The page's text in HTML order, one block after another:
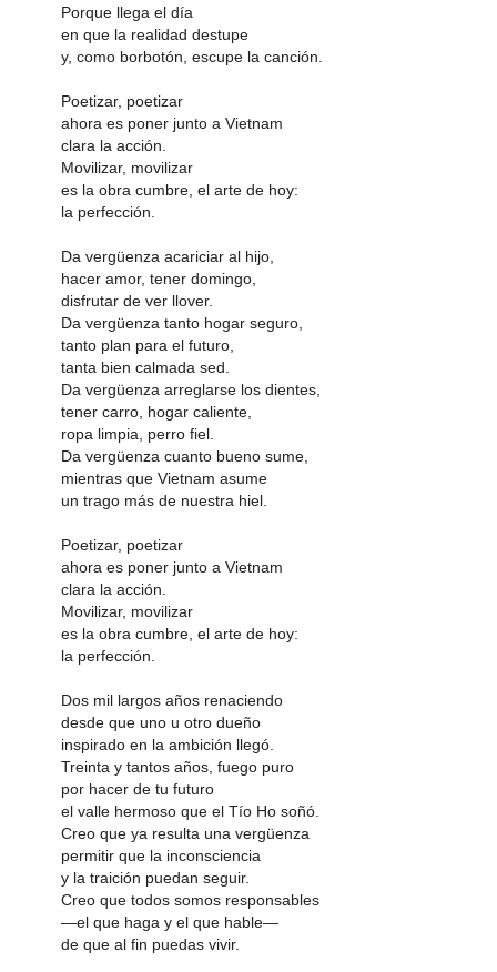
Porque llega el día
en que la realidad destupe
y, como borbotón, escupe la canción.
Poetizar, poetizar
ahora es poner junto a Vietnam
clara la acción.
Movilizar, movilizar
es la obra cumbre, el arte de hoy:
la perfección.
Da vergüenza acariciar al hijo,
hacer amor, tener domingo,
disfrutar de ver llover.
Da vergüenza tanto hogar seguro,
tanto plan para el futuro,
tanta bien calmada sed.
Da vergüenza arreglarse los dientes,
tener carro, hogar caliente,
ropa limpia, perro fiel.
Da vergüenza cuanto bueno sume,
mientras que Vietnam asume
un trago más de nuestra hiel.
Poetizar, poetizar
ahora es poner junto a Vietnam
clara la acción.
Movilizar, movilizar
es la obra cumbre, el arte de hoy:
la perfección.
Dos mil largos años renaciendo
desde que uno u otro dueño
inspirado en la ambición llegó.
Treinta y tantos años, fuego puro
por hacer de tu futuro
el valle hermoso que el Tío Ho soñó.
Creo que ya resulta una vergüenza
permitir que la inconsciencia
y la traición puedan seguir.
Creo que todos somos responsables
―el que haga y el que hable―
de que al fin puedas vivir.